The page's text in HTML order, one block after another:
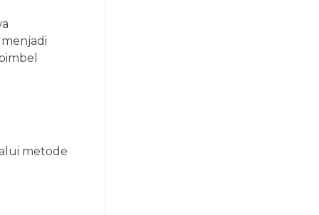
metode